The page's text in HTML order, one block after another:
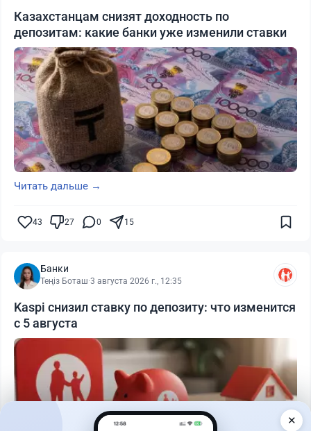
Казахстанцам снизят доходность по
депозитам: какие банки уже изменили ставки
Читать дальше →
43 27 0 15
Банки
Теңіз Боташ·3 августа 2026 г., 12:35
Kaspi снизил ставку по депозиту: что изменится
с 5 августа
✕